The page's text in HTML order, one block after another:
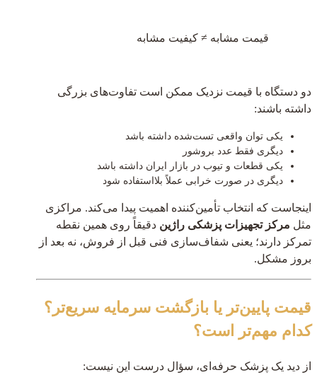
قیمت مشابه ≠ کیفیت مشابه
دو دستگاه با قیمت نزدیک ممکن است تفاوت‌های بزرگی
داشته باشند:
یکی توان واقعی تست‌شده داشته باشد
دیگری فقط عدد بروشور
یکی قطعات و تیوب در بازار ایران داشته باشد
دیگری در صورت خرابی عملاً بلااستفاده شود
اینجاست که انتخاب تأمین‌کننده اهمیت پیدا می‌کند. مراکزی
مثل مرکز تجهیزات پزشکی راژین دقیقاً روی همین نقطه
تمرکز دارند؛ یعنی شفاف‌سازی فنی قبل از فروش، نه بعد از
بروز مشکل.
قیمت پایین‌تر یا بازگشت سرمایه سریع‌تر؟
کدام مهم‌تر است؟
از دید یک پزشک حرفه‌ای، سؤال درست این نیست: